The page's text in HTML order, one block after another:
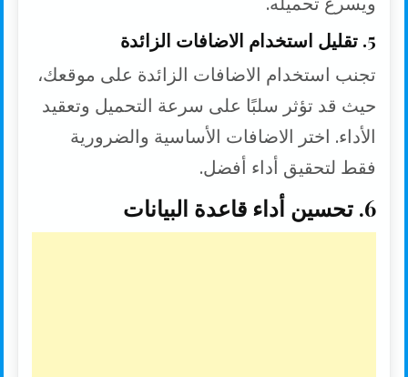
5. تقليل استخدام الاضافات الزائدة
تجنب استخدام الاضافات الزائدة على موقعك،
حيث قد تؤثر سلبًا على سرعة التحميل وتعقيد
الأداء. اختر الاضافات الأساسية والضرورية
فقط لتحقيق أداء أفضل.
6. تحسين أداء قاعدة البيانات